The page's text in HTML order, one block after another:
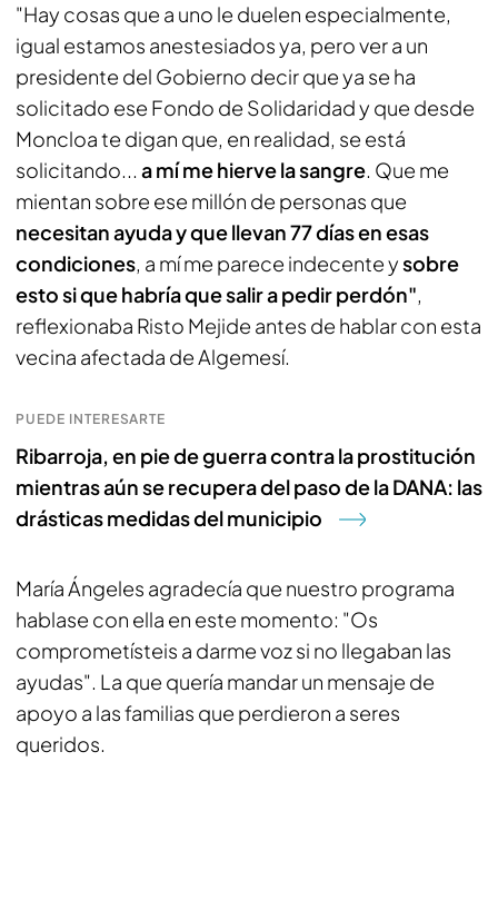
"Hay cosas que a uno le duelen especialmente,
igual estamos anestesiados ya, pero ver a un
presidente del Gobierno decir que ya se ha
solicitado ese Fondo de Solidaridad y que desde
Moncloa te digan que, en realidad, se está
solicitando... a mí me hierve la sangre. Que me
mientan sobre ese millón de personas que
necesitan ayuda y que llevan 77 días en esas
condiciones, a mí me parece indecente ysobre
esto si que habría que salir a pedir perdón",
reflexionaba Risto Mejide antes de hablar con esta
vecina afectada de Algemesí.
PUEDE INTERESARTE
Ribarroja, en pie de guerra contra la prostitución
mientras aún se recupera del paso de la DANA: las
drásticas medidas del municipio
María Ángeles agradecía que nuestro programa
hablase con ella en este momento: "Os
comprometísteis a darme voz si no llegaban las
ayudas". La que quería mandar un mensaje de
apoyo a las familias que perdieron a seres
queridos.